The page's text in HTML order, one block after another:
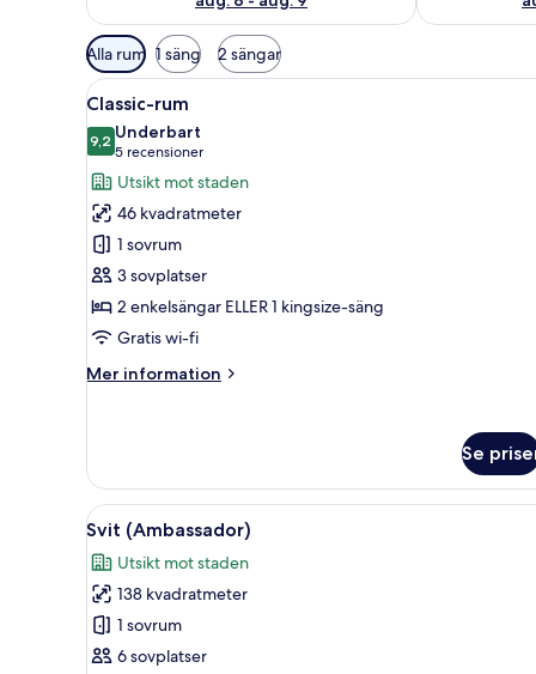
Tillgängliga
filter
för
rum
Alla rum 1 säng 2 sängar
Öppna
alla
foton
för
Classic-
rum
Ett hotellrum med en stor
8
Classic-rum
9,29,2 av 10
Underbart
5 recensioner
(5 recensioner)
Utsikt mot staden
46 kvadratmeter
1 sovrum
3 sovplatser
2 enkelsängar ELLER 1 kingsize-säng
Gratis wi-fi
Mer information
Mer
Se
Öppna
alla
foton
för
Svit
(Ambassador)
Ett hotellrum med en stor
8
Svit (Ambassador)
Utsikt mot staden
138 kvadratmeter
1 sovrum
6 sovplatser